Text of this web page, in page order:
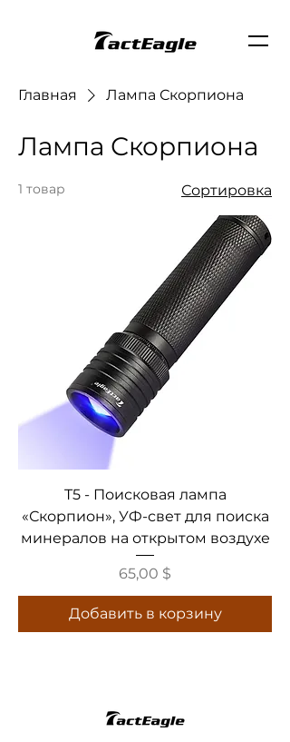
Главная Лампа Скорпиона
Лампа Скорпиона
1 товар Сортировка
T5 - Поисковая лампа
«Скорпион», УФ-свет для поиска
минералов на открытом воздухе
Цена
65,00 $
Добавить в корзину